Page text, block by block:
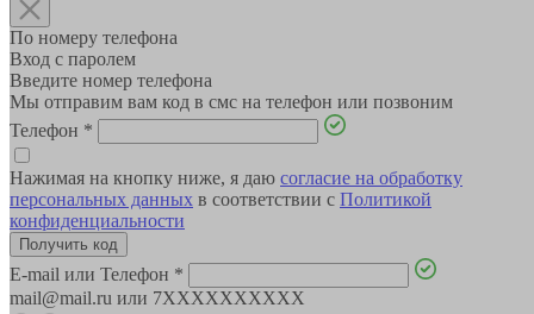
По номеру телефона
Вход с паролем
Введите номер телефона
Мы отправим вам код в смс на телефон или позвоним
Телефон *
Нажимая на кнопку ниже, я даю согласие на обработку
персональных данных в соответствии с Политикой
конфиденциальности
E-mail или Телефон *
mail@mail.ru или 7XXXXXXXXXX